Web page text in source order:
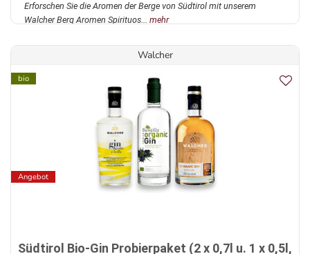
Erforschen Sie die Aromen der Berge von Südtirol mit unserem
Walcher Berg Aromen Spirituos... mehr
Walcher
bio
Angebot
Südtirol Bio-Gin Probierpaket (2 x 0,7l u. 1 x 0,5l,